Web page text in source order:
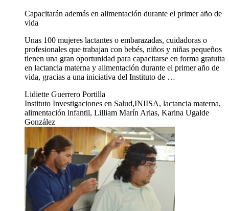
Capacitarán además en alimentación durante el primer año de
vida
Unas 100 mujeres lactantes o embarazadas, cuidadoras o
profesionales que trabajan con bebés, niños y niñas pequeños
tienen una gran oportunidad para capacitarse en forma gratuita
en lactancia materna y alimentación durante el primer año de
vida, gracias a una iniciativa del Instituto de …
Lidiette Guerrero Portilla
Instituto Investigaciones en Salud,INIISA, lactancia materna,
alimentación infantil, Lilliam Marín Arias, Karina Ugalde
González